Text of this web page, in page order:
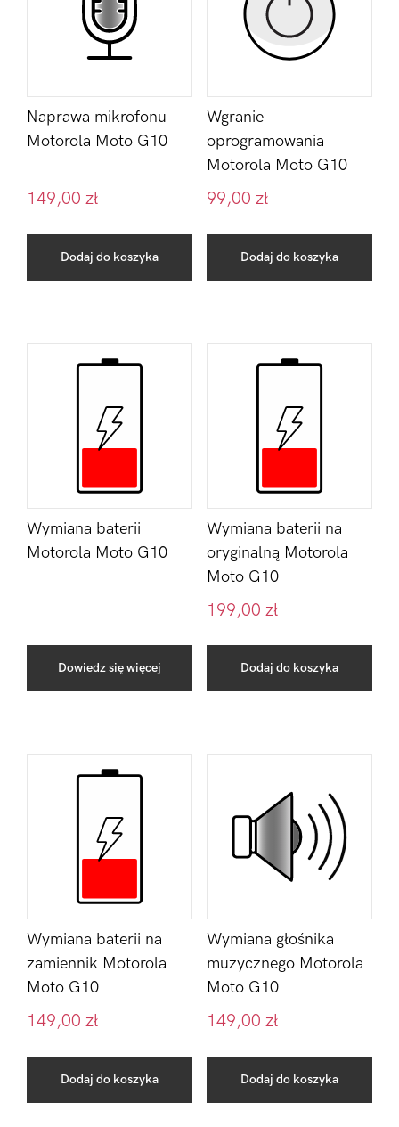
Naprawa mikrofonu
Motorola Moto G10
149,00 zł
Dodaj do koszyka
Wgranie
oprogramowania
Motorola Moto G10
99,00 zł
Dodaj do koszyka
Wymiana baterii
Motorola Moto G10
Dowiedz się więcej
Wymiana baterii na
oryginalną Motorola
Moto G10
199,00 zł
Dodaj do koszyka
Wymiana baterii na
zamiennik Motorola
Moto G10
149,00 zł
Dodaj do koszyka
Wymiana głośnika
muzycznego Motorola
Moto G10
149,00 zł
Dodaj do koszyka